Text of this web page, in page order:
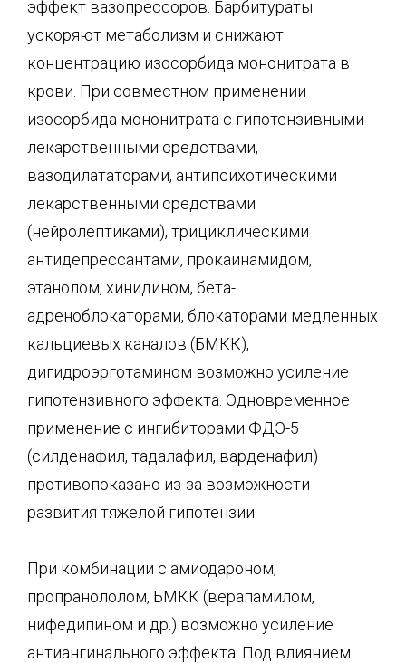
эффект вазопрессоров. Барбитураты
ускоряют метаболизм и снижают
концентрацию изосорбида мононитрата в
крови. При совместном применении
изосорбида мононитрата с гипотензивными
лекарственными средствами,
вазодилататорами, антипсихотическими
лекарственными средствами
(нейролептиками), трициклическими
антидепрессантами, прокаинамидом,
этанолом, хинидином, бета-
адреноблокаторами, блокаторами медленных
кальциевых каналов (БМКК),
дигидроэрготамином возможно усиление
гипотензивного эффекта. Одновременное
применение с ингибиторами ФДЭ-5
(силденафил, тадалафил, варденафил)
противопоказано из-за возможности
развития тяжелой гипотензии.
При комбинации с амиодароном,
пропранололом, БМКК (верапамилом,
нифедипином и др.) возможно усиление
антиангинального эффекта. Под влиянием